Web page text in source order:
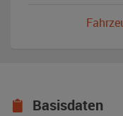
Basisdaten